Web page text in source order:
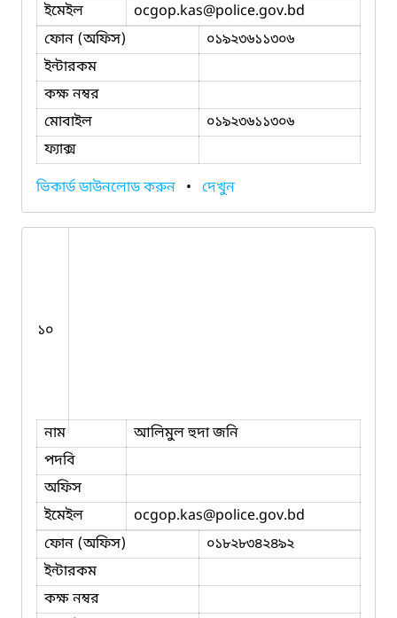
ইমেইল
ocgop.kas@police.gov.bd
ফোন (অফিস)
০১৯২৩৬১১৩০৬
ইন্টারকম
কক্ষ নম্বর
মোবাইল
০১৯২৩৬১১৩০৬
ফ্যাক্স
ভিকার্ড ডাউনলোড করুন • দেখুন
১০
নাম
আলিমুল হুদা জনি
পদবি
অফিস
ইমেইল
ocgop.kas@police.gov.bd
ফোন (অফিস)
০১৮২৮৩৪২৪৯২
ইন্টারকম
কক্ষ নম্বর